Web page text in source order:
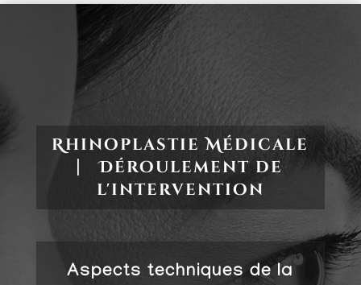
Rhinoplastie Médicale
⎸ Déroulement de
l'intervention
Aspects techniques de la